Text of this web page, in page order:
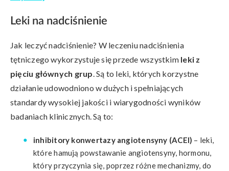
Leki na nadciśnienie
Jak leczyć nadciśnienie? W leczeniu nadciśnienia
tętniczego wykorzystuje się przede wszystkim leki z
pięciu głównych grup. Są to leki, których korzystne
działanie udowodniono w dużych i spełniających
standardy wysokiej jakości i wiarygodności wyników
badaniach klinicznych. Są to:
inhibitory konwertazy angiotensyny (ACEI) – leki,
które hamują powstawanie angiotensyny, hormonu,
który przyczynia się, poprzez różne mechanizmy, do